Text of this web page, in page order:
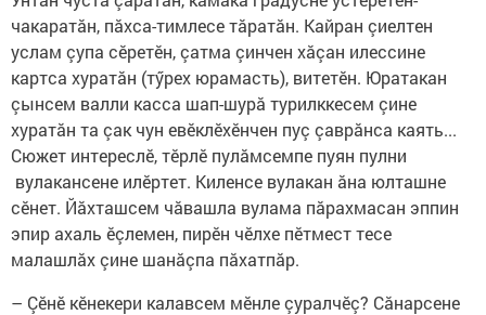
чакаратăн, пăхса-тимлесе тăратăн. Кайран çиелтен
услам çупа сӗретӗн, çатма çинчен хăçан илессине
картса хуратăн (тӳрех юрамасть), витетӗн. Юратакан
çынсем валли касса шап-шурă турилккесем çине
хуратăн та çак чун евӗклӗхӗнчен пуç çаврăнса каять...
Сюжет интереслӗ, тӗрлӗ пулăмсемпе пуян пулни
вулакансене илӗртет. Киленсе вулакан ăна юлташне
сӗнет. Йăхташсем чăвашла вулама пăрахмасан эппин
эпир ахаль ӗçлемен, пирӗн чӗлхе пӗтмест тесе
малашлăх çине шанăçпа пăхатпăр.
– Çӗнӗ кӗнекери калавсем мӗнле çуралчӗç? Сӑнарсене